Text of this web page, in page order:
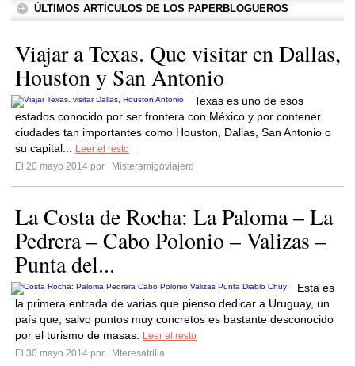
ÚLTIMOS ARTÍCULOS DE LOS PAPERBLOGUEROS
Viajar a Texas. Que visitar en Dallas,
Houston y San Antonio
Texas es uno de esos
estados conocido por ser frontera con México y por contener
ciudades tan importantes como Houston, Dallas, San Antonio o
su capital...
Leer el resto
El 20 mayo 2014 por
Misteramigoviajero
La Costa de Rocha: La Paloma – La
Pedrera – Cabo Polonio – Valizas –
Punta del...
Esta es
la primera entrada de varias que pienso dedicar a Uruguay, un
país que, salvo puntos muy concretos es bastante desconocido
por el turismo de masas.
Leer el resto
El 30 mayo 2014 por
Mteresatrilla